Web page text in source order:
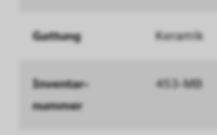
Deaktivieren
Statistik
Gattung Keramik
Inventar­
nummer
453-MB